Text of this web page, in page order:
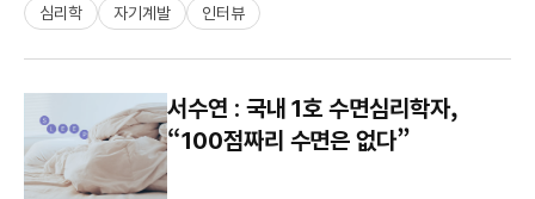
심리학 자기계발 인터뷰
서수연 : 국내 1호 수면심리학자,
“100점짜리 수면은 없다”